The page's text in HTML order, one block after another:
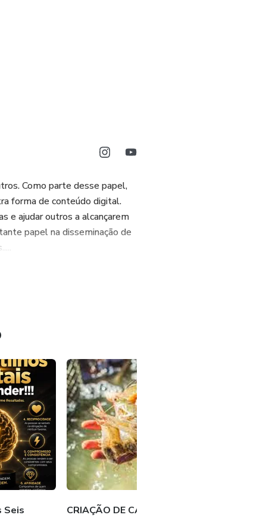
Como parte desse papel,
forma de conteúdo digital.
e ajudar outros a alcançarem
papel na disseminação de
Seis
CRIAÇÃO DE CAMARÃO EM